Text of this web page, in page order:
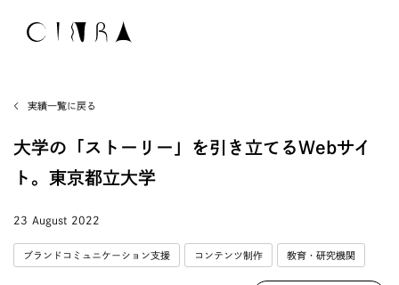
実績一覧に戻る
大学の「ストーリー」を引き立てるWebサイ
ト。東京都立大学
23 August 2022
ブランドコミュニケーション支援 コンテンツ制作 教育・研究機関